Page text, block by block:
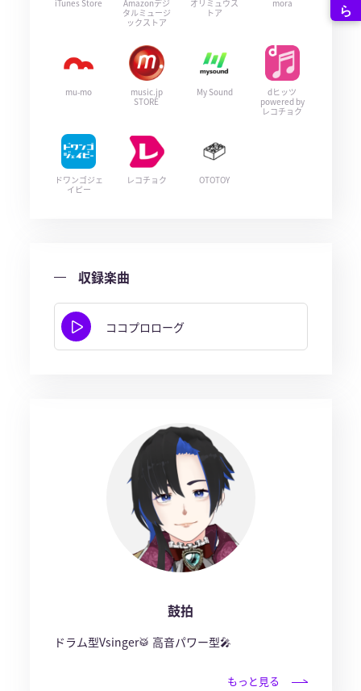
iTunes Store
Amazonデジ
タルミュージ
ックストア
オリミュウス
トア
mora
mu-mo
music.jp
STORE
My Sound
dヒッツ
powered by
レコチョク
ドワンゴジェ
イピー
レコチョク OTOTOY
収録楽曲
ココプロローグ
鼓拍
ドラム型Vsinger🥁 高音パワー型🎤
もっと見る